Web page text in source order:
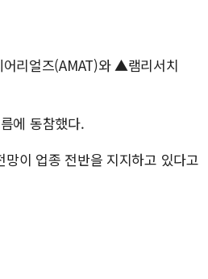
리얼즈(AMAT)와 ▲램리서치
에 동참했다.
이 업종 전반을 지지하고 있다고